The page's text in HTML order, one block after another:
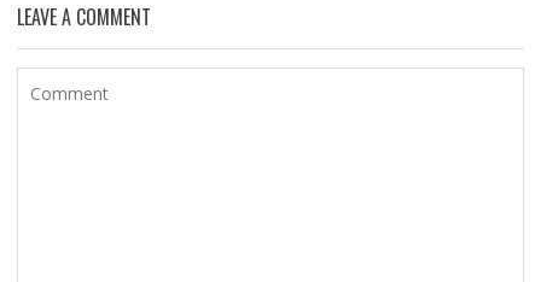
LEAVE A COMMENT